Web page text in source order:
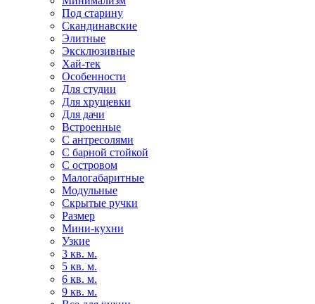
Под старину
Скандинавские
Элитные
Эксклюзивные
Хай-тек
Особенности
Для студии
Для хрущевки
Для дачи
Встроенные
С антресолями
С барной стойкой
С островом
Малогабаритные
Модульные
Скрытые ручки
Размер
Мини-кухни
Узкие
3 кв. м.
5 кв. м.
6 кв. м.
9 кв. м.